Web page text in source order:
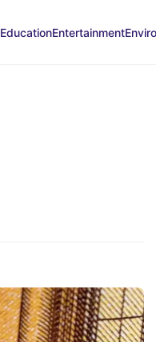
EducationEntertainment